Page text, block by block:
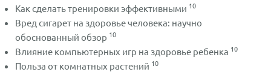
Как сделать тренировки эффективными 10
Вред сигарет на здоровье человека: научно
обоснованный обзор 10
Влияние компьютерных игр на здоровье ребенка 10
Польза от комнатных растений 10